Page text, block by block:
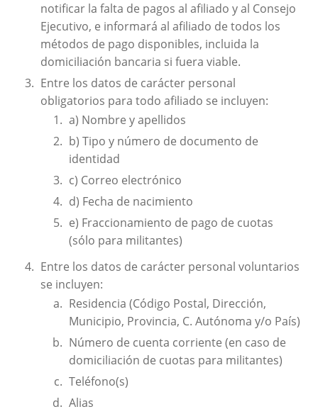
notificar la falta de pagos al afiliado y al Consejo
Ejecutivo, e informará al afiliado de todos los
métodos de pago disponibles, incluida la
domiciliación bancaria si fuera viable.
Entre los datos de carácter personal
obligatorios para todo afiliado se incluyen:
a) Nombre y apellidos
b) Tipo y número de documento de
identidad
c) Correo electrónico
d) Fecha de nacimiento
e) Fraccionamiento de pago de cuotas
(sólo para militantes)
Entre los datos de carácter personal voluntarios
se incluyen:
Residencia (Código Postal, Dirección,
Municipio, Provincia, C. Autónoma y/o País)
Número de cuenta corriente (en caso de
domiciliación de cuotas para militantes)
Teléfono(s)
Alias